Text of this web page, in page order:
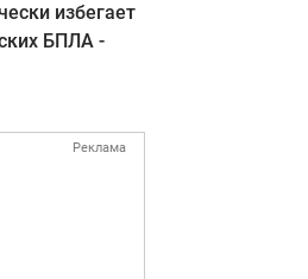
избегает
БПЛА -
Реклама